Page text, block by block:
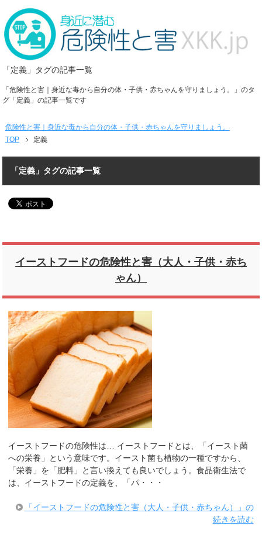
「定義」タグの記事一覧
「危険性と害｜身近な毒から自分の体・子供・赤ちゃんを守りましょう。」のタ
グ「定義」の記事一覧です
危険性と害｜身近な毒から自分の体・子供・赤ちゃんを守りましょう。
TOP
定義
「定義」タグの記事一覧
イーストフードの危険性と害（大人・子供・赤ち
ゃん）
イーストフードの危険性は… イーストフードとは、「イースト菌
への栄養」という意味です。イースト菌も植物の一種ですから、
「栄養」を「肥料」と言い換えても良いでしょう。食品衛生法で
は、イーストフードの定義を、「パ・・・
「イーストフードの危険性と害（大人・子供・赤ちゃん）」の
続きを読む